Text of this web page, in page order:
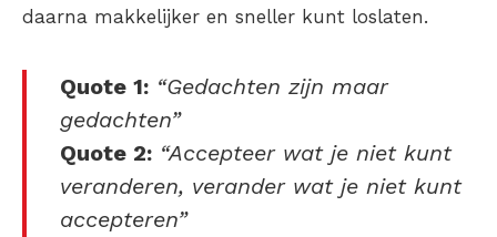
daarna makkelijker en sneller kunt loslaten.
Quote 1: “Gedachten zijn maar
gedachten”
Quote 2: “Accepteer wat je niet kunt
veranderen, verander wat je niet kunt
accepteren”